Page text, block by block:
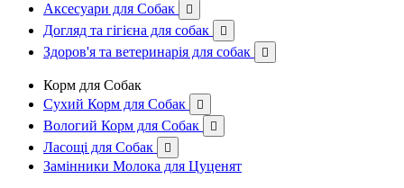
Аксесуари для Собак 
Догляд та гігієна для собак 
Здоров'я та ветеринарія для собак 
Корм для Собак
Сухий Корм для Собак

Вологий Корм для Собак 
Ласощі для Собак 
Замінники Молока для Цуценят